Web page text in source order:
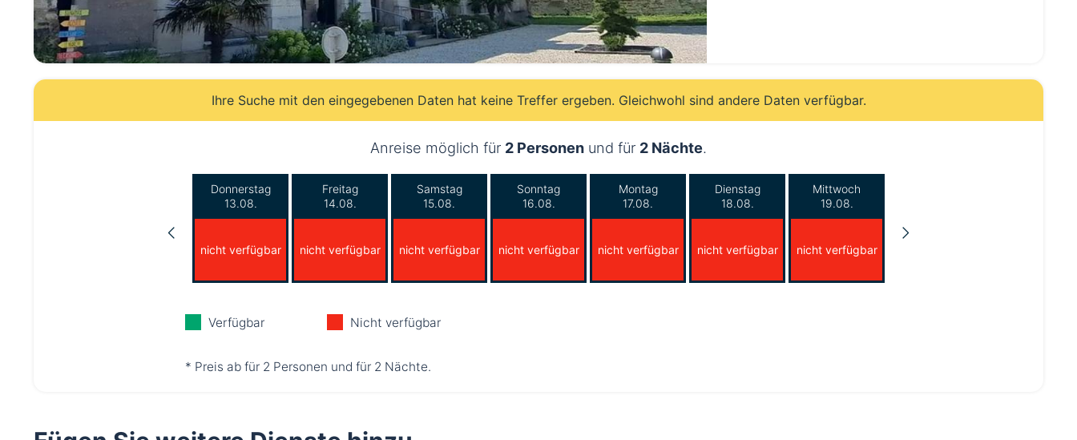
Ihre Suche mit den eingegebenen Daten hat keine Treffer ergeben. Gleichwohl sind andere Daten verfügbar.
Anreise möglich für 2 Personen und für 2 Nächte.
Donnerstag
13.08.
nicht verfügbar
Freitag
14.08.
nicht verfügbar
Samstag
15.08.
nicht verfügbar
Sonntag
16.08.
nicht verfügbar
Montag
17.08.
nicht verfügbar
Dienstag
18.08.
nicht verfügbar
Mittwoch
19.08.
nicht verfügbar
Verfügbar Nicht verfügbar
* Preis ab für 2 Personen und für 2 Nächte.